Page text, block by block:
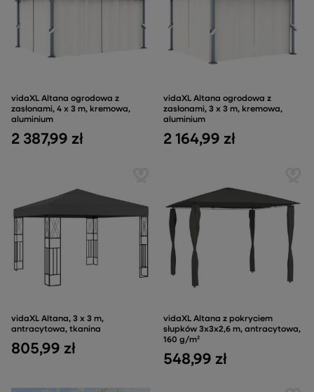
vidaXL Altana ogrodowa z
zasłonami, 4 x 3 m, kremowa,
aluminium
2 387,99 zł
vidaXL Altana ogrodowa z
zasłonami, 3 x 3 m, kremowa,
aluminium
2 164,99 zł
vidaXL Altana, 3 x 3 m,
antracytowa, tkanina
805,99 zł
vidaXL Altana z pokryciem
słupków 3x3x2,6 m, antracytowa,
160 g/m²
548,99 zł